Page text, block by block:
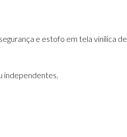
e estofo em tela vinílica de
independentes.